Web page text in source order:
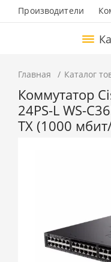
Производители
Главная Каталог
Коммутатор
24PS-L WS-
TX (1000